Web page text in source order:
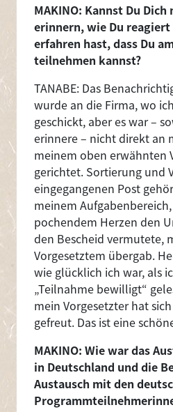
MAKINO: Kannst Du Dich
erinnern, wie Du reagiert
erfahren hast, dass Du
teilnehmen kannst?
TANABE: Das
wurde an die Firma, wo
geschickt, aber es war –
erinnere – nicht direkt an
meinem oben erwähnten
gerichtet. Sortierung und
eingegangenen Post
meinem
pochendem Herzen den
den Bescheid vermutete,
Vorgesetztem übergab.
wie glücklich ich war, als
„Teilnahme bewilligt“
mein Vorgesetzter hat
gefreut. Das ist eine
MAKINO: Wie war das
in Deutschland und die
Austausch mit den